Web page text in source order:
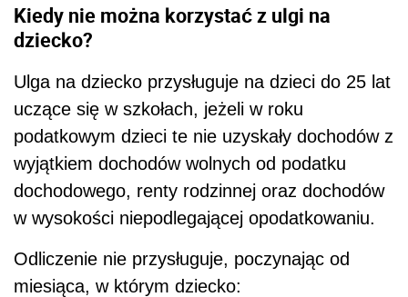
Kiedy nie można korzystać z ulgi na
dziecko?
Ulga na dziecko przysługuje na dzieci do 25 lat
uczące się w szkołach, jeżeli w roku
podatkowym dzieci te nie uzyskały dochodów z
wyjątkiem dochodów wolnych od podatku
dochodowego, renty rodzinnej oraz dochodów
w wysokości niepodlegającej opodatkowaniu.
Odliczenie nie przysługuje, poczynając od
miesiąca, w którym dziecko: